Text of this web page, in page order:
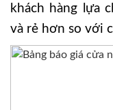
khách hàng lựa
và rẻ hơn so với